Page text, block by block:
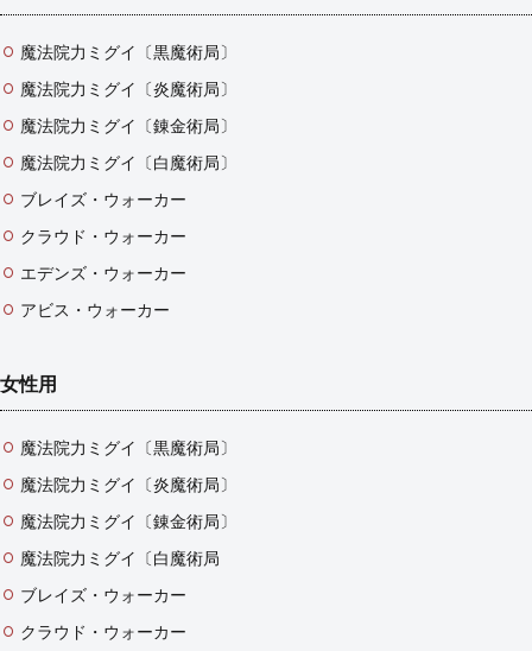
魔法院力ミグイ〔黒魔術局〕
魔法院力ミグイ〔炎魔術局〕
魔法院力ミグイ〔錬金術局〕
魔法院力ミグイ〔白魔術局〕
ブレイズ・ウォーカー
クラウド・ウォーカー
エデンズ・ウォーカー
アビス・ウォーカー
女性用
魔法院力ミグイ〔黒魔術局〕
魔法院力ミグイ〔炎魔術局〕
魔法院力ミグイ〔錬金術局〕
魔法院力ミグイ〔白魔術局
ブレイズ・ウォーカー
クラウド・ウォーカー